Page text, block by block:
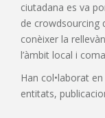
ciutadana es va
de crowdsourcing
conèixer la
l’àmbit local i
Han col•laborat
entitats,